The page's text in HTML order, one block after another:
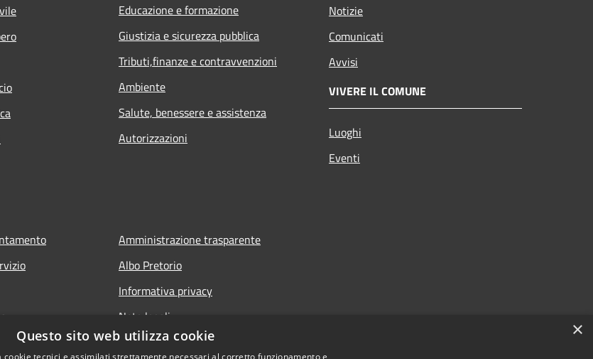
Educazione e formazione
Giustizia e sicurezza pubblica
Tributi,finanze e contravvenzioni
Ambiente
Salute, benessere e assistenza
Autorizzazioni
Notizie
Comunicati
Avvisi
VIVERE IL COMUNE
Luoghi
Eventi
Amministrazione trasparente
Albo Pretorio
Informativa privacy
Note legali
Dichiarazione di accessibilità
×
Questo sito web utilizza cookie
cookie tecnici e assimilati strettamente necessari al corretto funzionamento e